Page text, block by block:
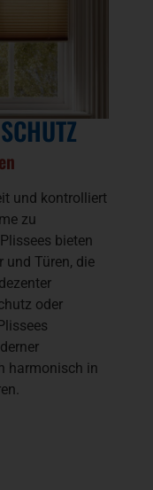
und kontrolliert
zu
bieten
und Türen, die
oder
harmonisch in